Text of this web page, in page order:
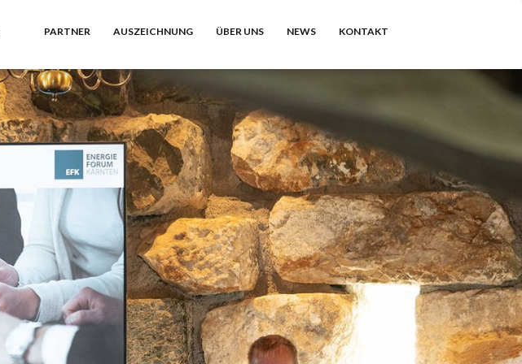
PARTNER AUSZEICHNUNG ÜBER UNS NEWS KONTAKT